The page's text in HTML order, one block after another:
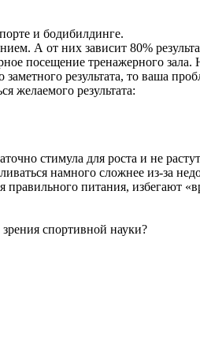
и бодибилдинге.
А от них зависит 80%
посещение тренажерного
результата, то ваша
желаемого результата:
стимула для роста и не
намного сложнее из-за
питания, избегают
спортивной науки?